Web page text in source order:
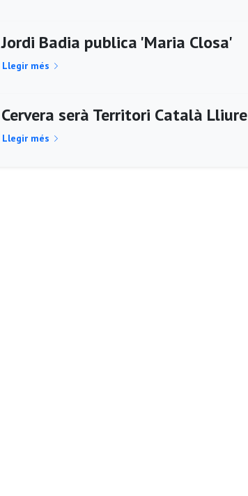
Jordi Badia publica 'Maria Closa'
Llegir més
Cervera serà Territori Català Lliure
Llegir més